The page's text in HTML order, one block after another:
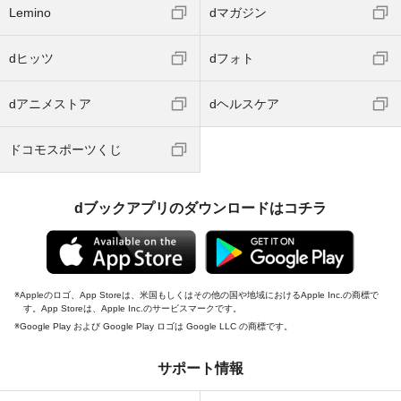
Lemino dマガジン
dヒッツ dフォト
dアニメストア dヘルスケア
ドコモスポーツくじ
dブックアプリのダウンロードはコチラ
Appleのロゴ、App Storeは、米国もしくはその他の国や地域におけるApple Inc.の商標で
す。App Storeは、Apple Inc.のサービスマークです。
Google Play および Google Play ロゴは Google LLC の商標です。
サポート情報